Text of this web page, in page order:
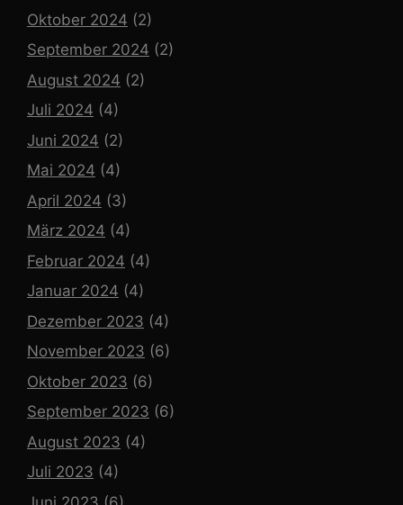
Oktober 2024 (2)
September 2024 (2)
August 2024 (2)
Juli 2024 (4)
Juni 2024 (2)
Mai 2024 (4)
April 2024 (3)
März 2024 (4)
Februar 2024 (4)
Januar 2024 (4)
Dezember 2023 (4)
November 2023 (6)
Oktober 2023 (6)
September 2023 (6)
August 2023 (4)
Juli 2023 (4)